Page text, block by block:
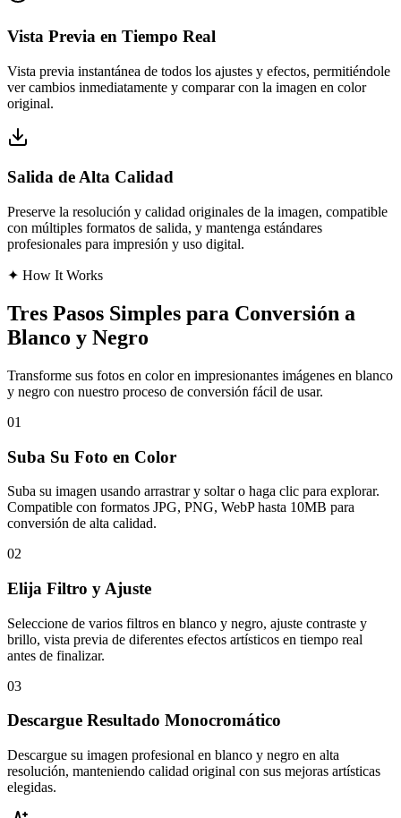
Vista Previa en Tiempo Real
Vista previa instantánea de todos los ajustes y efectos, permitiéndole
ver cambios inmediatamente y comparar con la imagen en color
original.
Salida de Alta Calidad
Preserve la resolución y calidad originales de la imagen, compatible
con múltiples formatos de salida, y mantenga estándares
profesionales para impresión y uso digital.
✦ How It Works
Tres Pasos Simples para Conversión a
Blanco y Negro
Transforme sus fotos en color en impresionantes imágenes en blanco
y negro con nuestro proceso de conversión fácil de usar.
01
Suba Su Foto en Color
Suba su imagen usando arrastrar y soltar o haga clic para explorar.
Compatible con formatos JPG, PNG, WebP hasta 10MB para
conversión de alta calidad.
02
Elija Filtro y Ajuste
Seleccione de varios filtros en blanco y negro, ajuste contraste y
brillo, vista previa de diferentes efectos artísticos en tiempo real
antes de finalizar.
03
Descargue Resultado Monocromático
Descargue su imagen profesional en blanco y negro en alta
resolución, manteniendo calidad original con sus mejoras artísticas
elegidas.